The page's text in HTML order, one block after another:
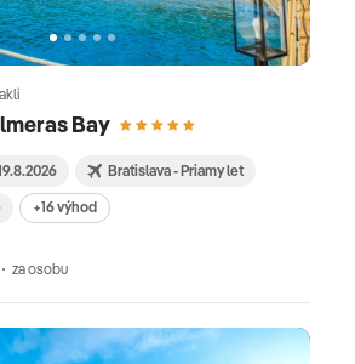
Bay
Bratislava - Priamy let
+16 výhod
za osobu